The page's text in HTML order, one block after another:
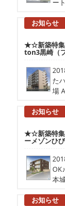
ー
お知らせ
★☆新築特
ton3黒崎（
た
場
お知らせ
★☆新築特
ーメゾンひび
本
お知らせ